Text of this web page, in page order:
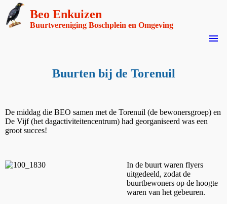
Beo Enkuizen
Buurtvereniging Boschplein en Omgeving
menu
Buurten bij de Torenuil
De middag die BEO samen met de Torenuil (de bewonersgroep) en
De Vijf (het dagactiviteitencentrum) had georganiseerd was een
groot succes!
In de buurt waren flyers
uitgedeeld, zodat de
buurtbewoners op de hoogte
waren van het gebeuren.